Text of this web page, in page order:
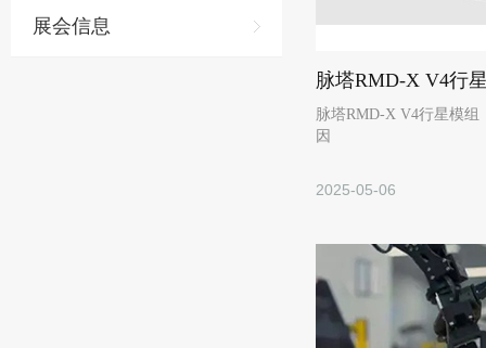
展会信息
脉塔RMD-X V4行星模
因
2025-05-06